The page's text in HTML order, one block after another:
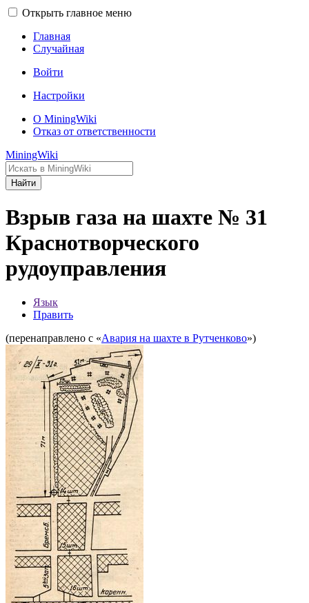
Открыть главное меню
Главная
Случайная
Войти
Настройки
О MiningWiki
Отказ от ответственности
MiningWiki
Найти
Взрыв газа на шахте № 31
Краснотворческого
рудоуправления
Язык
Править
(перенаправлено с «Авария на шахте в Рутченково»)